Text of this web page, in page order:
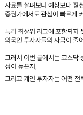
자료를 살펴보니 예상보다 훨
증권가에서도 관심이 빠르게
특히 최상위 리그에 포함되지
외국인 투자자들의 자금이 줄
그래서 이번 글에서는 코스닥
성이 높은지,
그리고 개인 투자자는 어떤